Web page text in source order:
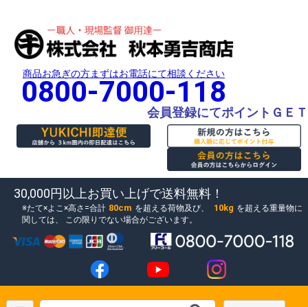
商品お急ぎの方まずはお電話にて相談ください
0800-7000-118
会員登録にてポイントＧＥＴ
30,000円以上お買い上げで送料無料！
たて×よこ×高さ=合計 80cm を超える荷物及び、 10kg を超える重量物に
関しては、
この限りでない場合がございます。